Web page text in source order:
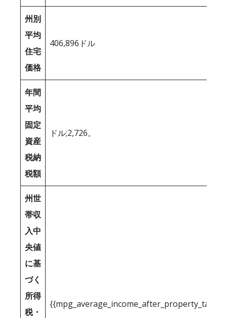
州別
平均
住宅
価格
406,896ドル
年間
平均
固定
資産
税納
税額
ドル;2,726。
州世
帯収
入中
央値
に基
づく
所得
税・